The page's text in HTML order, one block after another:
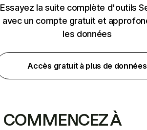
Essayez la suite complète d'outils
avec un compte gratuit et
les données
Accès gratuit à plus de données
COMMENCEZ À